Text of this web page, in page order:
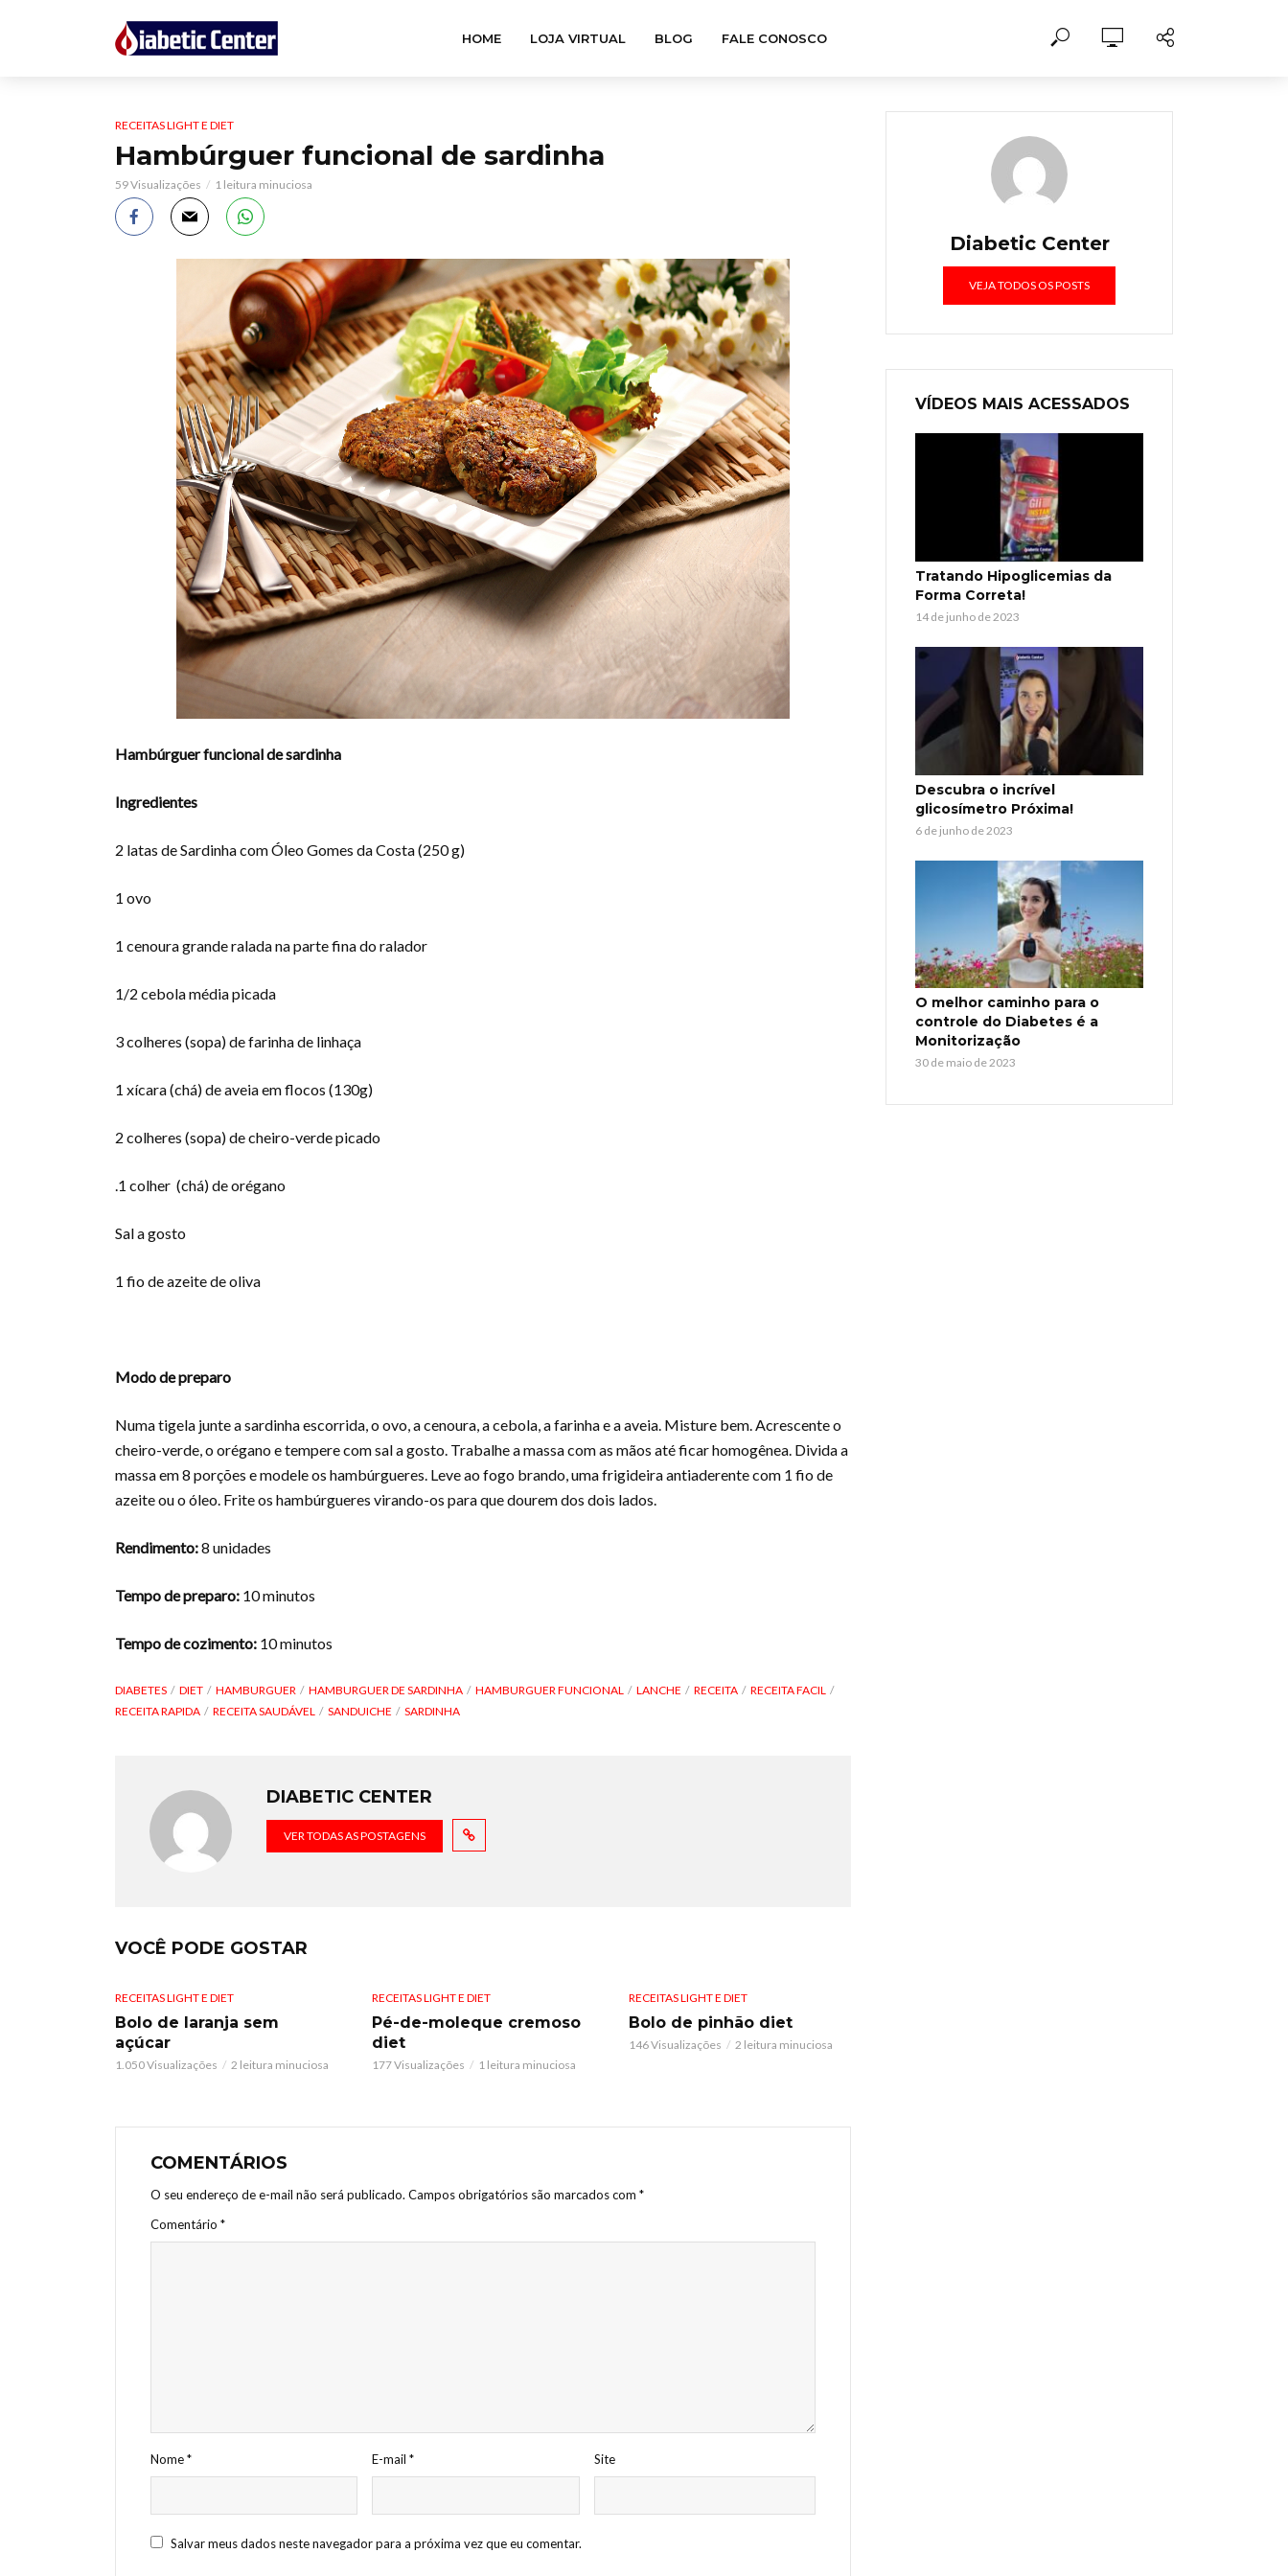
HOME LOJA VIRTUAL BLOG FALE CONOSCO
RECEITAS LIGHT E DIET
Hambúrguer funcional de sardinha
59 Visualizações 1 leitura minuciosa
Hambúrguer funcional de sardinha
Ingredientes
2 latas de Sardinha com Óleo Gomes da Costa (250 g)
1 ovo
1 cenoura grande ralada na parte fina do ralador
1/2 cebola média picada
3 colheres (sopa) de farinha de linhaça
1 xícara (chá) de aveia em flocos (130g)
2 colheres (sopa) de cheiro-verde picado
.1 colher (chá) de orégano
Sal a gosto
1 fio de azeite de oliva
Modo de preparo
Numa tigela junte a sardinha escorrida, o ovo, a cenoura, a cebola, a farinha e a aveia. Misture bem. Acrescente o
cheiro-verde, o orégano e tempere com sal a gosto. Trabalhe a massa com as mãos até ficar homogênea. Divida a
massa em 8 porções e modele os hambúrgueres. Leve ao fogo brando, uma frigideira antiaderente com 1 fio de
azeite ou o óleo. Frite os hambúrgueres virando-os para que dourem dos dois lados.
Rendimento:8 unidades
Tempo de preparo: 10 minutos
Tempo de cozimento: 10 minutos
DIABETES DIET HAMBURGUER HAMBURGUER DE SARDINHA HAMBURGUER FUNCIONAL LANCHE RECEITA
RECEITA FACIL
RECEITA RAPIDA
RECEITA SAUDÁVEL SANDUICHE SARDINHA
DIABETIC CENTER
VER TODAS AS POSTAGENS
VOCÊ PODE GOSTAR
RECEITAS LIGHT E DIET
Bolo de laranja sem
açúcar
1.050 Visualizações 2 leitura minuciosa
RECEITAS LIGHT E DIET
Pé-de-moleque cremoso
diet
177 Visualizações 1 leitura minuciosa
RECEITAS LIGHT E DIET
Bolo de pinhão diet
146 Visualizações 2 leitura minuciosa
COMENTÁRIOS
O seu endereço de e-mail não será publicado. Campos obrigatórios são marcados com *
Comentário *
Nome* E-mail* Site
Salvar meus dados neste navegador para a próxima vez que eu comentar.
Diabetic Center
VEJA TODOS OS POSTS
VÍDEOS MAIS ACESSADOS
Tratando Hipoglicemias da
Forma Correta!
14 de junho de 2023
Descubra o incrível
glicosímetro Próxima!
6 de junho de 2023
O melhor caminho para o
controle do Diabetes é a
Monitorização
30 de maio de 2023